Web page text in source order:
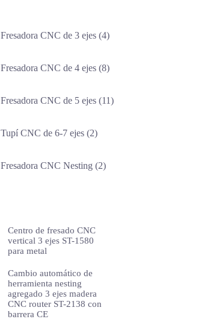
Fresadora CNC de 3 ejes 4productos
Fresadora CNC de 4 ejes 8productos
Fresadora CNC de 5 ejes 11productos
Tupí CNC de 6-7 ejes 2productos
Fresadora CNC Nesting 2productos
Centro de fresado CNC
vertical 3 ejes ST-1580
para metal
Cambio automático de
herramienta nesting
agregado 3 ejes madera
CNC router ST-2138 con
barrera CE